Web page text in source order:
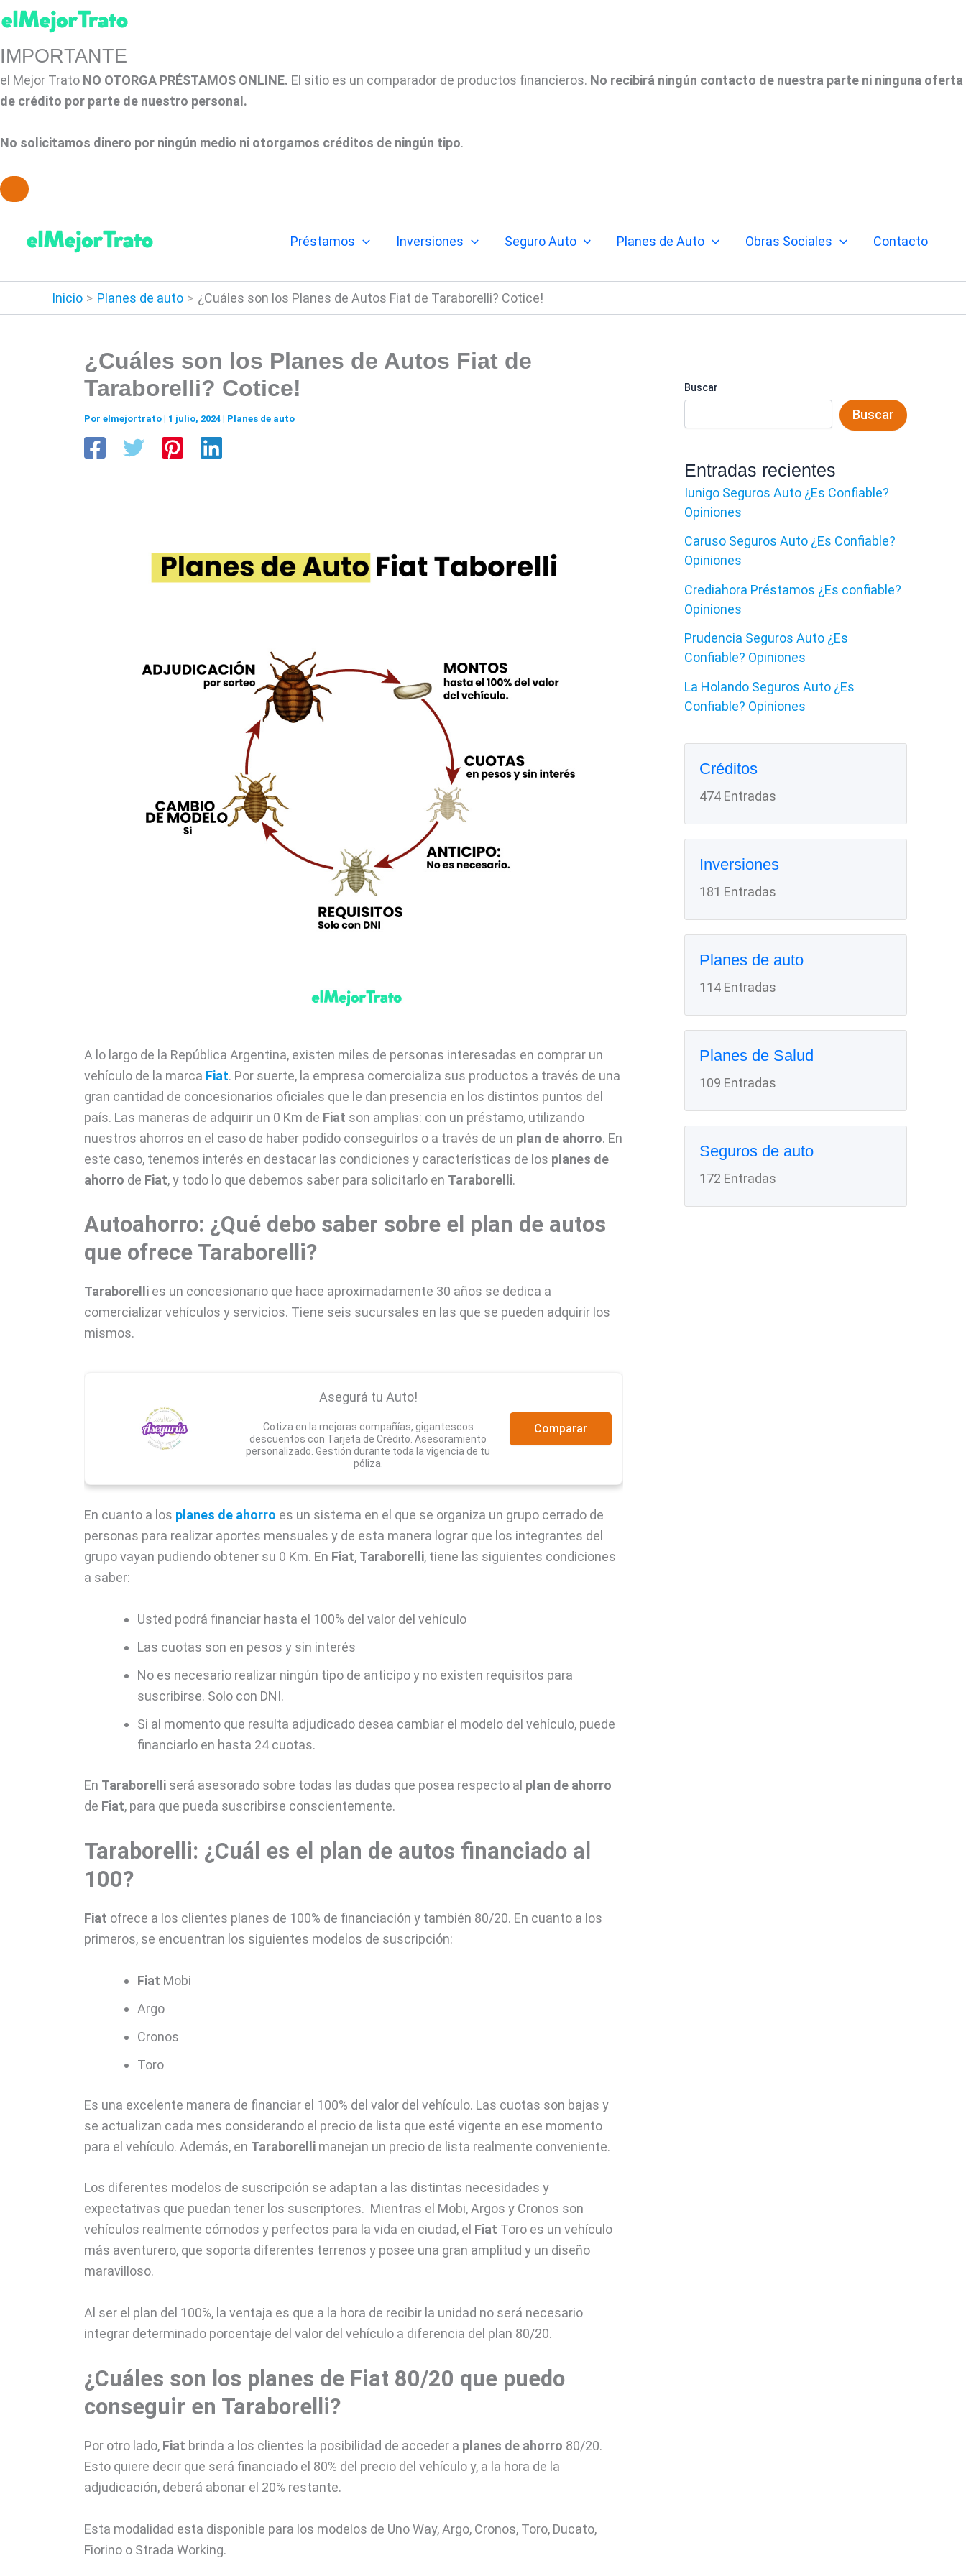
IMPORTANTE
el Mejor Trato NO OTORGA PRÉSTAMOS ONLINE. El sitio es un comparador de productos financieros. No recibirá ningún contacto de nuestra parte ni ninguna oferta
de crédito por parte de nuestro personal.
No solicitamos dinero por ningún medio ni otorgamos créditos de ningún tipo.
contenido
Préstamos Inversiones Seguro Auto Planes de Auto Obras Sociales Contacto
Inicio Planes de auto ¿Cuáles son los Planes de Autos Fiat de Taraborelli? Cotice!
¿Cuáles son los Planes de Autos Fiat de
Taraborelli? Cotice!
Por elmejortrato | 1 julio, 2024 | Planes de auto
A lo largo de la República Argentina, existen miles de personas interesadas en comprar un
vehículo de la marca Fiat. Por suerte, la empresa comercializa sus productos a través de una
gran cantidad de concesionarios oficiales que le dan presencia en los distintos puntos del
país. Las maneras de adquirir un 0 Km de Fiat son amplias: con un préstamo, utilizando
nuestros ahorros en el caso de haber podido conseguirlos o a través de un plan de ahorro. En
este caso, tenemos interés en destacar las condiciones y características de los planes de
ahorro de Fiat, y todo lo que debemos saber para solicitarlo en Taraborelli.
Autoahorro: ¿Qué debo saber sobre el plan de autos
que ofrece Taraborelli?
Taraborelli es un concesionario que hace aproximadamente 30 años se dedica a
comercializar vehículos y servicios. Tiene seis sucursales en las que se pueden adquirir los
mismos.
Asegurá tu Auto!
Cotiza en la mejoras compañías, gigantescos
descuentos con Tarjeta de Crédito. Asesoramiento
personalizado. Gestión durante toda la vigencia de tu
póliza.
Comparar
En cuanto a los planes de ahorro es un sistema en el que se organiza un grupo cerrado de
personas para realizar aportes mensuales y de esta manera lograr que los integrantes del
grupo vayan pudiendo obtener su 0 Km. En Fiat, Taraborelli, tiene las siguientes condiciones
a saber:
Usted podrá financiar hasta el 100% del valor del vehículo
Las cuotas son en pesos y sin interés
No es necesario realizar ningún tipo de anticipo y no existen requisitos para
suscribirse. Solo con DNI.
Si al momento que resulta adjudicado desea cambiar el modelo del vehículo, puede
financiarlo en hasta 24 cuotas.
En Taraborelli será asesorado sobre todas las dudas que posea respecto al plan de ahorro
de Fiat, para que pueda suscribirse conscientemente.
Taraborelli: ¿Cuál es el plan de autos financiado al
100?
Fiat ofrece a los clientes planes de 100% de financiación y también 80/20. En cuanto a los
primeros, se encuentran los siguientes modelos de suscripción:
Fiat Mobi
Argo
Cronos
Toro
Es una excelente manera de financiar el 100% del valor del vehículo. Las cuotas son bajas y
se actualizan cada mes considerando el precio de lista que esté vigente en ese momento
para el vehículo. Además, en Taraborelli manejan un precio de lista realmente conveniente.
Los diferentes modelos de suscripción se adaptan a las distintas necesidades y
expectativas que puedan tener los suscriptores. Mientras el Mobi, Argos y Cronos son
vehículos realmente cómodos y perfectos para la vida en ciudad, el Fiat Toro es un vehículo
más aventurero, que soporta diferentes terrenos y posee una gran amplitud y un diseño
maravilloso.
Al ser el plan del 100%, la ventaja es que a la hora de recibir la unidad no será necesario
integrar determinado porcentaje del valor del vehículo a diferencia del plan 80/20.
¿Cuáles son los planes de Fiat 80/20 que puedo
conseguir en Taraborelli?
Por otro lado, Fiat brinda a los clientes la posibilidad de acceder a planes de ahorro 80/20.
Esto quiere decir que será financiado el 80% del precio del vehículo y, a la hora de la
adjudicación, deberá abonar el 20% restante.
Esta modalidad esta disponible para los modelos de Uno Way, Argo, Cronos, Toro, Ducato,
Fiorino o Strada Working.
Buscar
Buscar
Entradas recientes
Iunigo Seguros Auto ¿Es Confiable?
Opiniones
Caruso Seguros Auto ¿Es Confiable?
Opiniones
Crediahora Préstamos ¿Es confiable?
Opiniones
Prudencia Seguros Auto ¿Es
Confiable? Opiniones
La Holando Seguros Auto ¿Es
Confiable? Opiniones
Créditos
474 Entradas
Inversiones
181 Entradas
Planes de auto
114 Entradas
Planes de Salud
109 Entradas
Seguros de auto
172 Entradas